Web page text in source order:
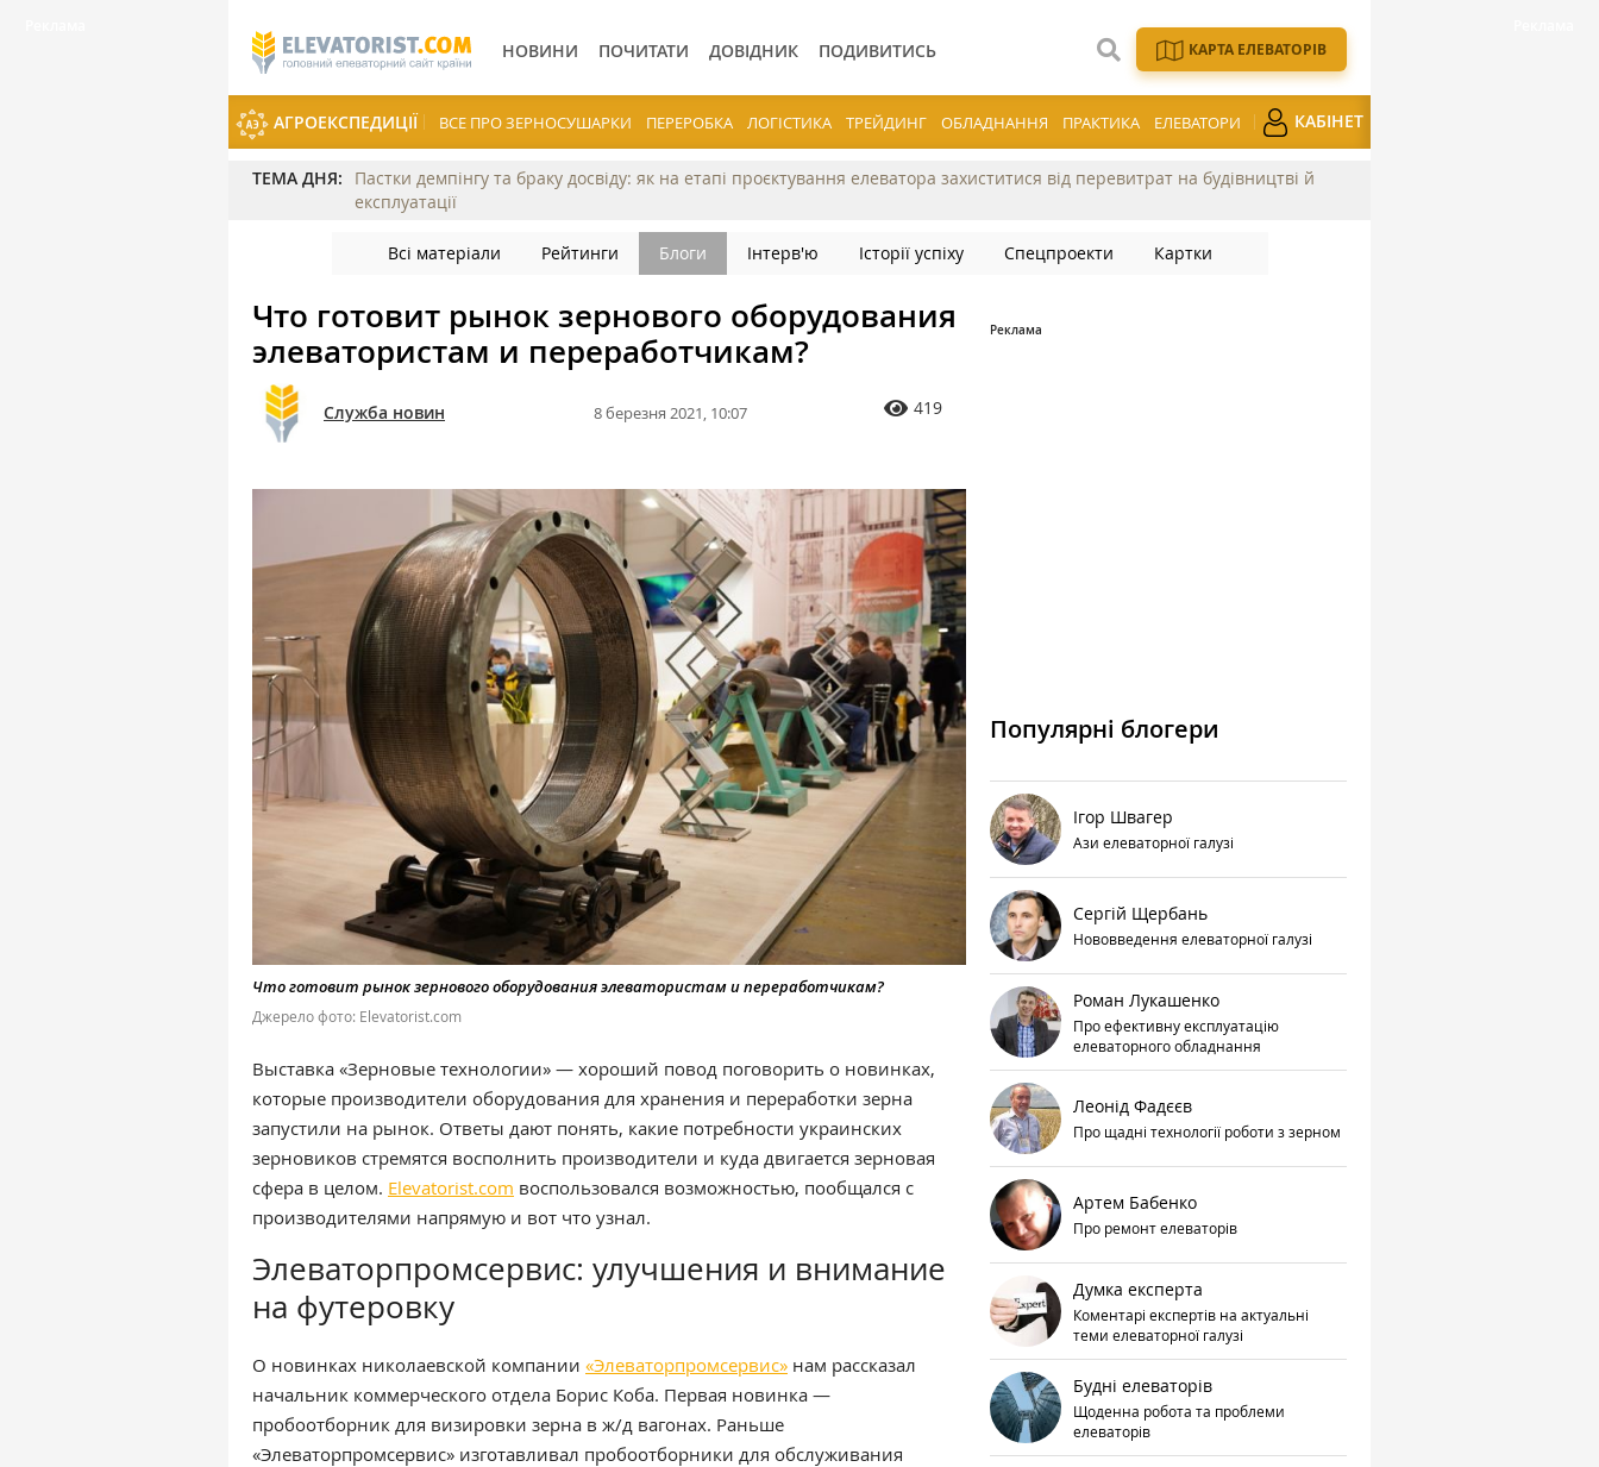
НОВИНИ ПОЧИТАТИ ДОВІДНИК ПОДИВИТИСЬ КАРТА ЕЛЕВАТОРІВ
АГРОЕКСПЕДИЦІЇ ВСЕ ПРО ЗЕРНОСУШАРКИ ПЕРЕРОБКА ЛОГІСТИКА ТРЕЙДИНГ ОБЛАДНАННЯ ПРАКТИКА ЕЛЕВАТОРИ КАБІНЕТ
ТЕМА ДНЯ:
Пастки демпінгу та браку досвіду: як на етапі проєктування елеватора захиститися від перевитрат на будівництві й
експлуатації
Всі матеріали Рейтинги Блоги Інтерв'ю Історії успіху Спецпроекти Картки
Что готовит рынок зернового оборудования
элеватористам и переработчикам?
Служба новин 8 березня 2021, 10:07 419
Что готовит рынок зернового оборудования элеватористам и переработчикам?
Джерело фото: Elevatorist.com
Выставка «Зерновые технологии» — хороший повод поговорить о новинках,
которые производители оборудования для хранения и переработки зерна
запустили на рынок. Ответы дают понять, какие потребности украинских
зерновиков стремятся восполнить производители и куда двигается зерновая
сфера в целом. Elevatorist.com воспользовался возможностью, пообщался с
производителями напрямую и вот что узнал.
Элеваторпромсервис: улучшения и внимание
на футеровку
О новинках николаевской компании «Элеваторпромсервис» нам рассказал
начальник коммерческого отдела Борис Коба. Первая новинка —
пробоотборник для визировки зерна в ж/д вагонах. Раньше
«Элеваторпромсервис» изготавливал пробоотборники для обслуживания
Популярні блогери
Ігор Швагер
Ази елеваторної галузі
Сергій Щербань
Нововведення елеваторної галузі
Роман Лукашенко
Про ефективну експлуатацію
елеваторного обладнання
Леонід Фадєєв
Про щадні технології роботи з зерном
Артем Бабенко
Про ремонт елеваторів
Думка експерта
Коментарі експертів на актуальні
теми елеваторної галузі
Будні елеваторів
Щоденна робота та проблеми
елеваторів